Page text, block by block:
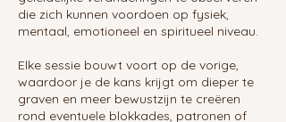
die zich kunnen voordoen op fysiek,
mentaal, emotioneel en spiritueel niveau.
Elke sessie bouwt voort op de vorige,
waardoor je de kans krijgt om dieper te
graven en meer bewustzijn te creëren
rond eventuele blokkades, patronen of